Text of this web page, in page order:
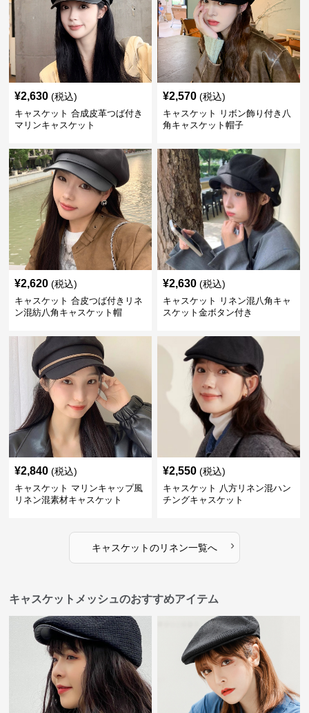
¥2,630 (税込)
キャスケット 合成皮革つば付き
マリンキャスケット
¥2,570 (税込)
キャスケット リボン飾り付き八
角キャスケット帽子
¥2,620 (税込)
キャスケット 合皮つば付きリネ
ン混紡八角キャスケット帽
¥2,630 (税込)
キャスケット リネン混八角キャ
スケット金ボタン付き
¥2,840 (税込)
キャスケット マリンキャップ風
リネン混素材キャスケット
¥2,550 (税込)
キャスケット 八方リネン混ハン
チングキャスケット
キャスケットのリネン一覧へ ›
キャスケットメッシュのおすすめアイテム